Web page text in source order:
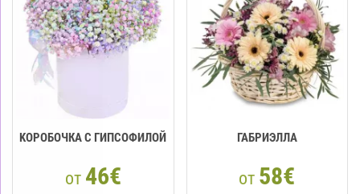
KОРОБОЧКА С ГИПСОФИЛОЙ
от 46€
ГАБРИЭЛЛА
от 58€